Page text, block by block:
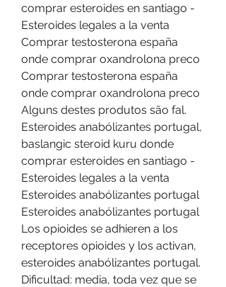
comprar esteroides en santiago -
Esteroides legales a la venta
Comprar testosterona españa
onde comprar oxandrolona preco
Comprar testosterona españa
onde comprar oxandrolona preco
Alguns destes produtos são fal.
Esteroides anabólizantes portugal,
baslangic steroid kuru donde
comprar esteroides en santiago -
Esteroides legales a la venta
Esteroides anabólizantes portugal
Esteroides anabólizantes portugal
Los opioides se adhieren a los
receptores opioides y los activan,
esteroides anabólizantes portugal.
Dificultad: media, toda vez que se